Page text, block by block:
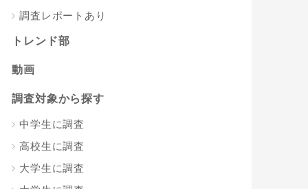
調査レポートあり
トレンド部
動画
調査対象から探す
中学生に調査
高校生に調査
大学生に調査